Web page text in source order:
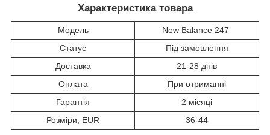
Характеристика товара
Модель
New Balance 247
Статус
Під замовлення
Доставка
21-28 днів
Оплата
При отриманні
Гарантія
2 місяці
Розміри, EUR
36-44